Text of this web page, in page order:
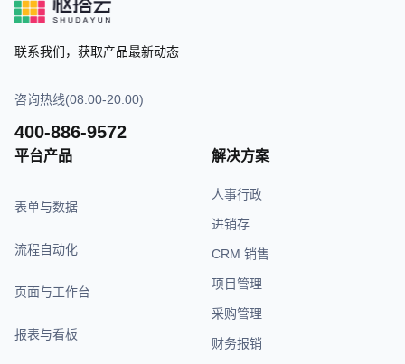
联系我们，获取产品最新动态
咨询热线(08:00-20:00)
400-886-9572
平台产品
表单与数据
流程自动化
页面与工作台
报表与看板
解决方案
人事行政
进销存
CRM 销售
项目管理
采购管理
财务报销